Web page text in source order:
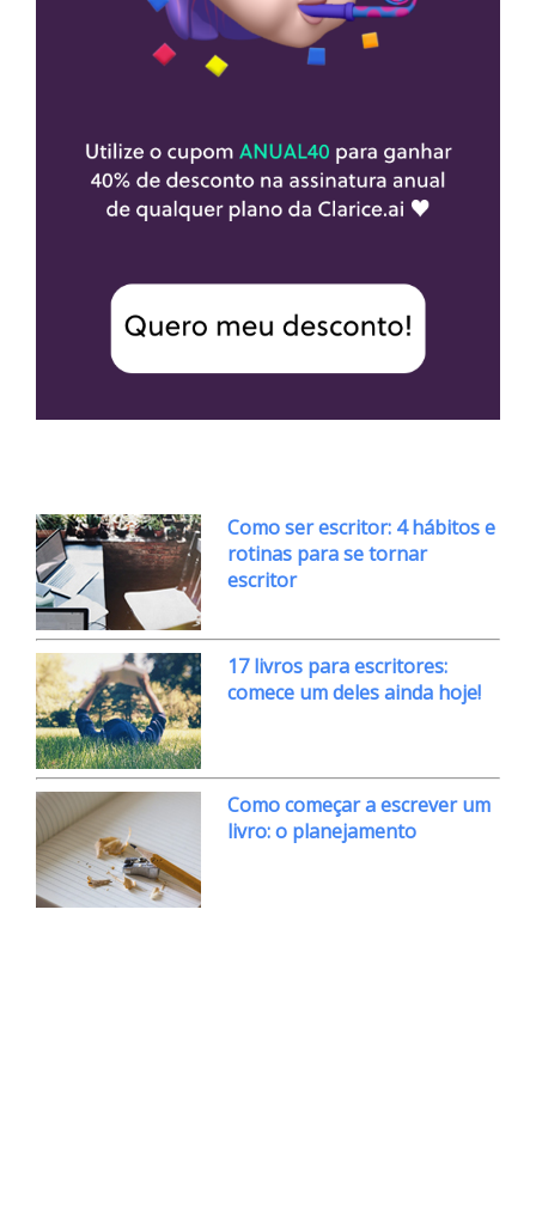
Como ser escritor: 4 hábitos e
rotinas para se tornar
escritor
17 livros para escritores:
comece um deles ainda hoje!
Como começar a escrever um
livro: o planejamento